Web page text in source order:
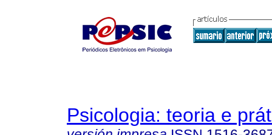
Psicologia: teoria e